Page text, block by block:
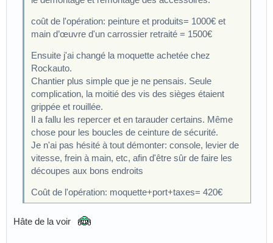
coût de l'opération: peinture et produits= 1000€ et
main d’œuvre d'un carrossier retraité = 1500€
Ensuite j'ai changé la moquette achetée chez
Rockauto.
Chantier plus simple que je ne pensais. Seule
complication, la moitié des vis des sièges étaient
grippée et rouillée.
Il a fallu les repercer et en tarauder certains. Même
chose pour les boucles de ceinture de sécurité.
Je n'ai pas hésité à tout démonter: console, levier de
vitesse, frein à main, etc, afin d'être sûr de faire les
découpes aux bons endroits
Coût de l'opération: moquette+port+taxes= 420€
Hâte de la voir